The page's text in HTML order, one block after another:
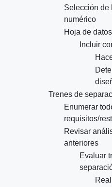
Selección de
numérico
Hoja de
Incluir
Trenes de
Enumerar
requisitos/
Revisar
anteriores
Evaluar